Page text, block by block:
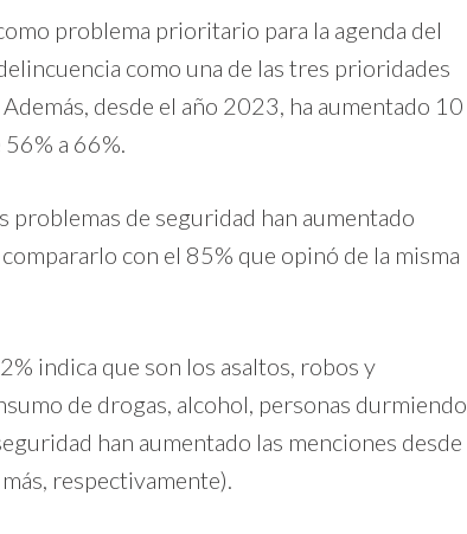
problema prioritario para la agenda del
como una de las tres prioridades
desde el año 2023, ha aumentado 10
a 66%.
problemas de seguridad han aumentado
con el 85% que opinó de la misma
indica que son los asaltos, robos y
de drogas, alcohol, personas durmiendo
han aumentado las menciones desde
respectivamente).